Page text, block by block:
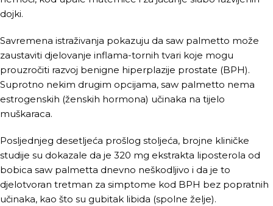
dojki.
Savremena istraživanja pokazuju da saw palmetto može
zaustaviti djelovanje inflama-tornih tvari koje mogu
prouzročiti razvoj benigne hiperplazije prostate (BPH).
Suprotno nekim drugim opcijama, saw palmetto nema
estrogenskih (ženskih hormona) učinaka na tijelo
muškaraca.
Posljednjeg desetljeća prošlog stoljeća, brojne kliničke
studije su dokazale da je 320 mg ekstrakta liposterola od
bobica saw palmetta dnevno neškodljivo i da je to
djelotvoran tretman za simptome kod BPH bez popratnih
učinaka, kao što su gubitak libida (spolne želje).